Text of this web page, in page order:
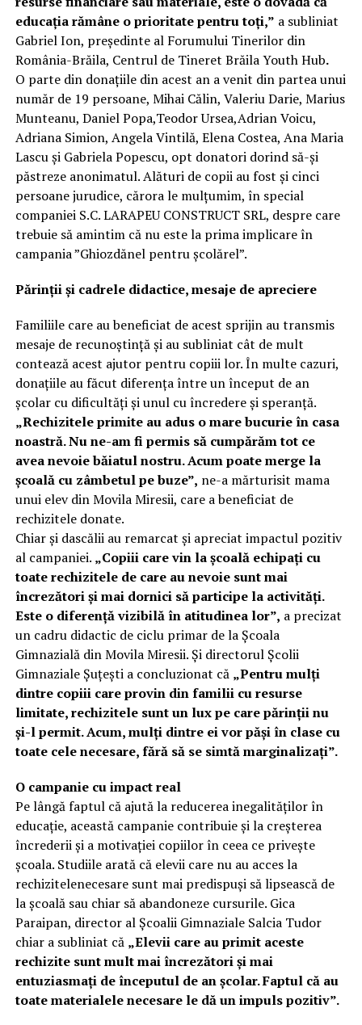
educația rămâne o prioritate pentru toți,” a subliniat
Gabriel Ion, președinte al Forumului Tinerilor din
România-Brăila, Centrul de Tineret Brăila Youth Hub.
O parte din donațiile din acest an a venit din partea unui
număr de 19 persoane, Mihai Călin, Valeriu Darie, Marius
Munteanu, Daniel Popa,Teodor Ursea,Adrian Voicu,
Adriana Simion, Angela Vintilă, Elena Costea, Ana Maria
Lascu și Gabriela Popescu, opt donatori dorind să-și
păstreze anonimatul. Alături de copii au fost și cinci
persoane jurudice, cărora le mulțumim, în special
companiei S.C. LARAPEU CONSTRUCT SRL, despre care
trebuie să amintim că nu este la prima implicare în
campania ”Ghiozdănel pentru școlărel”.
Părinții și cadrele didactice, mesaje de apreciere
Familiile care au beneficiat de acest sprijin au transmis
mesaje de recunoștință și au subliniat cât de mult
contează acest ajutor pentru copiii lor. În multe cazuri,
donațiile au făcut diferența între un început de an
școlar cu dificultăți și unul cu încredere și speranță.
„Rechizitele primite au adus o mare bucurie în casa
noastră. Nu ne-am fi permis să cumpărăm tot ce
avea nevoie băiatul nostru. Acum poate merge la
școală cu zâmbetul pe buze”, ne-a mărturisit mama
unui elev din Movila Miresii, care a beneficiat de
rechizitele donate.
Chiar și dascălii au remarcat și apreciat impactul pozitiv
al campaniei. „Copiii care vin la școală echipați cu
toate rechizitele de care au nevoie sunt mai
încrezători și mai dornici să participe la activități.
Este o diferență vizibilă în atitudinea lor”, a precizat
un cadru didactic de ciclu primar de la Școala
Gimnazială din Movila Miresii. Și directorul Școlii
Gimnaziale Șuțești a concluzionat că „Pentru mulți
dintre copiii care provin din familii cu resurse
limitate, rechizitele sunt un lux pe care părinții nu
și-l permit. Acum, mulți dintre ei vor păși în clase cu
toate cele necesare, fără să se simtă marginalizați”.
O campanie cu impact real
Pe lângă faptul că ajută la reducerea inegalităților în
educație, această campanie contribuie și la creșterea
încrederii și a motivației copiilor în ceea ce privește
școala. Studiile arată că elevii care nu au acces la
rechizitelenecesare sunt mai predispuși să lipsească de
la școală sau chiar să abandoneze cursurile. Gica
Paraipan, director al Școalii Gimnaziale Salcia Tudor
chiar a subliniat că „Elevii care au primit aceste
rechizite sunt mult mai încrezători și mai
entuziasmați de începutul de an școlar.Faptul că au
toate materialele necesare le dă un impuls pozitiv”.